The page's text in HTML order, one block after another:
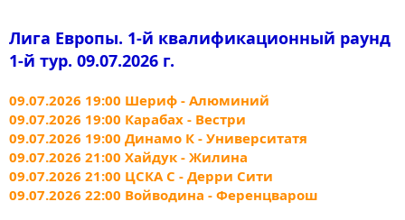
Лига Европы. 1-й квалификационный раунд
1-й тур. 09.07.2026 г.
09.07.2026 19:00 Шериф - Алюминий
09.07.2026 19:00 Карабах - Вестри
09.07.2026 19:00 Динамо К - Университатя
09.07.2026 21:00 Хайдук - Жилина
09.07.2026 21:00 ЦСКА С - Дерри Сити
09.07.2026 22:00 Войводина - Ференцварош